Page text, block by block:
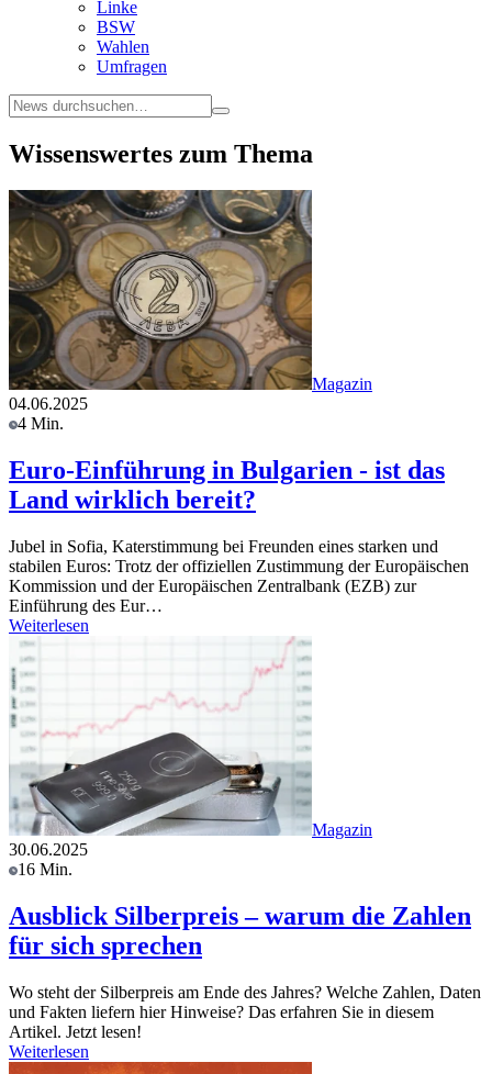
Linke
BSW
Wahlen
Umfragen
Wissenswertes zum Thema
Magazin
04.06.2025
4 Min.
Euro-Einführung in Bulgarien - ist das
Land wirklich bereit?
Jubel in Sofia, Katerstimmung bei Freunden eines starken und
stabilen Euros: Trotz der offiziellen Zustimmung der Europäischen
Kommission und der Europäischen Zentralbank (EZB) zur
Einführung des Eur…
Weiterlesen
Magazin
30.06.2025
16 Min.
Ausblick Silberpreis – warum die Zahlen
für sich sprechen
Wo steht der Silberpreis am Ende des Jahres? Welche Zahlen, Daten
und Fakten liefern hier Hinweise? Das erfahren Sie in diesem
Artikel. Jetzt lesen!
Weiterlesen